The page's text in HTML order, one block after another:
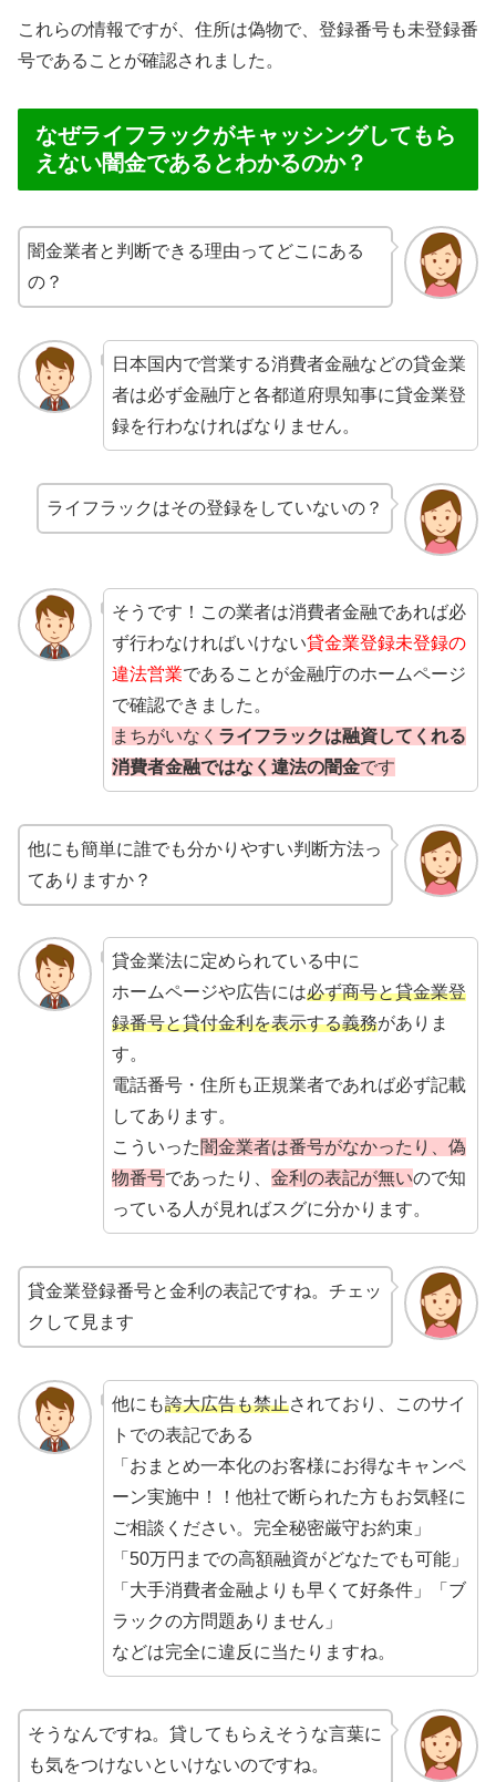
これらの情報ですが、住所は偽物で、登録番号も未登録番
号であることが確認されました。
なぜライフラックがキャッシングしてもら
えない闇金であるとわかるのか？
闇金業者と判断できる理由ってどこにある
の？
日本国内で営業する消費者金融などの貸金業
者は必ず金融庁と各都道府県知事に貸金業登
録を行わなければなりません。
ライフラックはその登録をしていないの？
そうです！この業者は消費者金融であれば必
ず行わなければいけない貸金業登録未登録の
違法営業であることが金融庁のホームページ
で確認できました。
まちがいなく ライフラックは融資してくれる
消費者金融ではなく違法の闇金です
他にも簡単に誰でも分かりやすい判断方法っ
てありますか？
貸金業法に定められている中に
ホームページや広告には必ず商号と貸金業登
録番号と貸付金利を表示する義務がありま
す。
電話番号・住所も正規業者であれば必ず記載
してあります。
こういった闇金業者は番号がなかったり、偽
物番号であったり、 金利の表記が無いので知
っている人が見ればスグに分かります。
貸金業登録番号と金利の表記ですね。チェッ
クして見ます
他にも誇大広告も禁止されており、このサイ
トでの表記である
「おまとめ一本化のお客様にお得なキャンペ
ーン実施中！！他社で断られた方もお気軽に
ご相談ください。完全秘密厳守お約束」
「50万円までの高額融資がどなたでも可能」
「大手消費者金融よりも早くて好条件」「ブ
ラックの方問題ありません」
などは完全に違反に当たりますね。
そうなんですね。貸してもらえそうな言葉に
も気をつけないといけないのですね。